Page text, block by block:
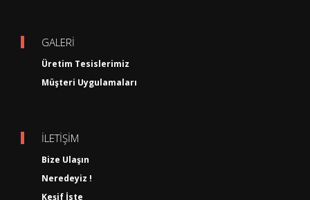
GALERİ
Üretim Tesislerimiz
Müşteri Uygulamaları
İLETİŞİM
Bize Ulaşın
Neredeyiz !
Keşif İste